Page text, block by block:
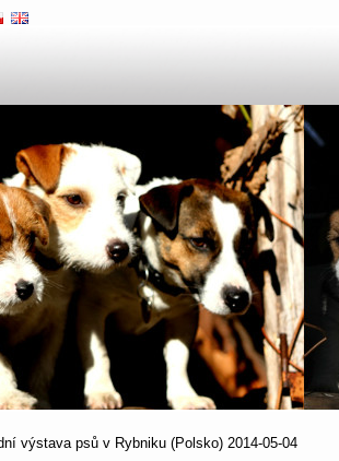
výstava psů v Rybniku (Polsko) 2014-05-04